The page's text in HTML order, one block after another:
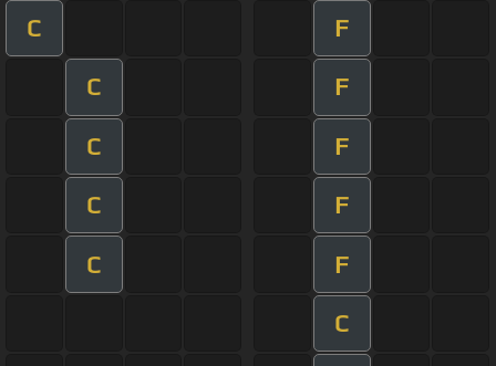
C F
C F
C F
C F
C F
C